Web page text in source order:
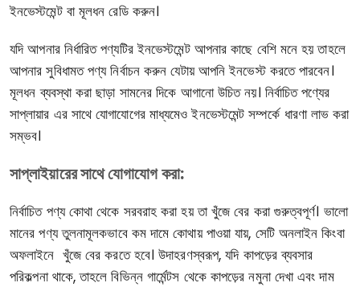
ইনভেস্টমেন্ট বা মূলধন রেডি করুন।
যদি আপনার নির্ধারিত পণ্যটির ইনভেস্টমেন্ট আপনার কাছে বেশি মনে হয় তাহলে
আপনার সুবিধামত পণ্য নির্বাচন করুন যেটায় আপনি ইনভেস্ট করতে পারবেন।
মূলধন ব্যবস্থা করা ছাড়া সামনের দিকে আগানো উচিত নয়। নির্বাচিত পণ্যের
সাপ্লায়ার এর সাথে যোগাযোগের মাধ্যমেও ইনভেস্টমেন্ট সম্পর্কে ধারণা লাভ করা
সম্ভব।
সাপ্লাইয়ারের সাথে যোগাযোগ করা:
নির্বাচিত পণ্য কোথা থেকে সরবরাহ করা হয় তা খুঁজে বের করা গুরুত্বপূর্ণ। ভালো
মানের পণ্য তুলনামূলকভাবে কম দামে কোথায় পাওয়া যায়, সেটি অনলাইন কিংবা
অফলাইনে খুঁজে বের করতে হবে। উদাহরণস্বরূপ, যদি কাপড়ের ব্যবসার
পরিকল্পনা থাকে, তাহলে বিভিন্ন গার্মেন্টস থেকে কাপড়ের নমুনা দেখা এবং দাম